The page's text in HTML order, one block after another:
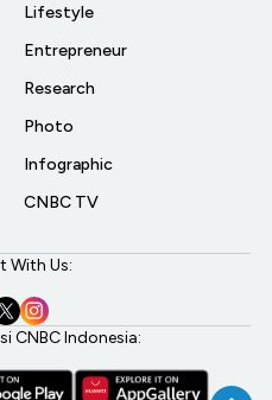
Lifestyle
Entrepreneur
Research
Photo
Infographic
CNBC TV
With Us:
CNBC Indonesia: